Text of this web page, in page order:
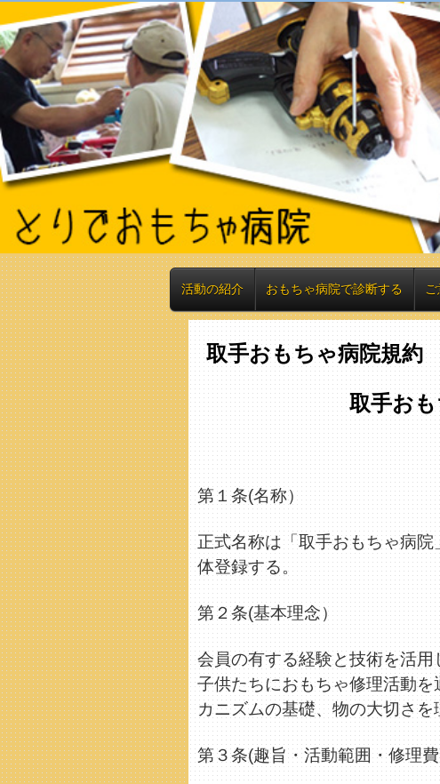
活動の紹介 おもちゃ病院で診断する
取手おもちゃ病院規約
取手お
第１条(名称）
正式名称は「取手おもちゃ病
体登録する。
第２条(基本理念）
会員の有する経験と技術を活
子供たちにおもちゃ修理活動
カニズムの基礎、物の大切さ
第３条(趣旨・活動範囲・修理費